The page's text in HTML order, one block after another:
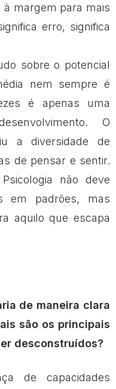
margem para mais
erro, significa
sobre o potencial
nem sempre é
é apenas uma
O
a diversidade de
de pensar e sentir.
não deve
em padrões, mas
aquilo que escapa
de maneira clara
são os principais
desconstruídos?
de capacidades